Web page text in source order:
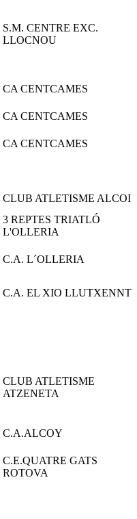
S.M. CENTRE EXC.
LLOCNOU
CA CENTCAMES
CA CENTCAMES
CA CENTCAMES
CLUB ATLETISME ALCOI
3 REPTES TRIATLÓ
L'OLLERIA
C.A. L´OLLERIA
C.A. EL XIO LLUTXENNT
CLUB ATLETISME
ATZENETA
C.A.ALCOY
C.E.QUATRE GATS
ROTOVA